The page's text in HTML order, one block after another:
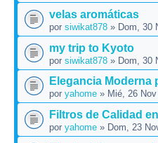
velas aromáticas
por siwikat878 » Dom, 30
my trip to Kyoto
por siwikat878 » Dom, 30
Elegancia Moderna
por yahome » Mié, 26
Filtros de Calidad
por yahome » Dom, 23